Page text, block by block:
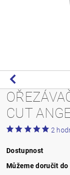
CUT
2
Dostupnost
Můžeme doručit do